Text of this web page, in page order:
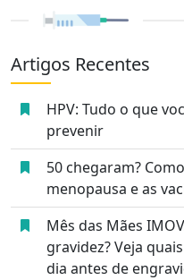
Artigos Recentes
HPV: Tudo o que
prevenir
50 chegaram?
menopausa e as
Mês das Mães
gravidez? Veja
dia antes de